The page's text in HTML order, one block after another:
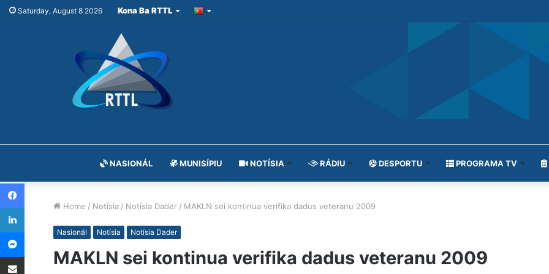
Saturday, August 8 2026 Kona Ba RTTL
NASIONÁL MUNISÍPIU NOTÍSIA RÁDIU DESPORTU PROGRAMA TV
Home / Notísia / Notísia Dader / MAKLN sei kontinua verifika dadus veteranu 2009
Nasionál Notísia Notísia Dader
MAKLN sei kontinua verifika dadus veteranu 2009
Facebook
LinkedIn
Messenger